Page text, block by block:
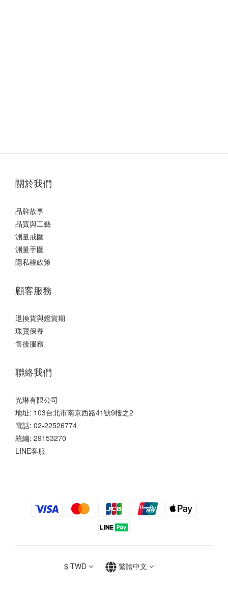
關於我們
品牌故事
品質與工藝
測量戒圍
測量手圍
隱私權政策
顧客服務
退換貨與鑑賞期
珠寶保養
售後服務
聯絡我們
光琳有限公司
地址: 103台北市南京西路41號9樓之2
電話: 02-22526774
統編: 29153270
LINE客服
$ TWD 繁體中文